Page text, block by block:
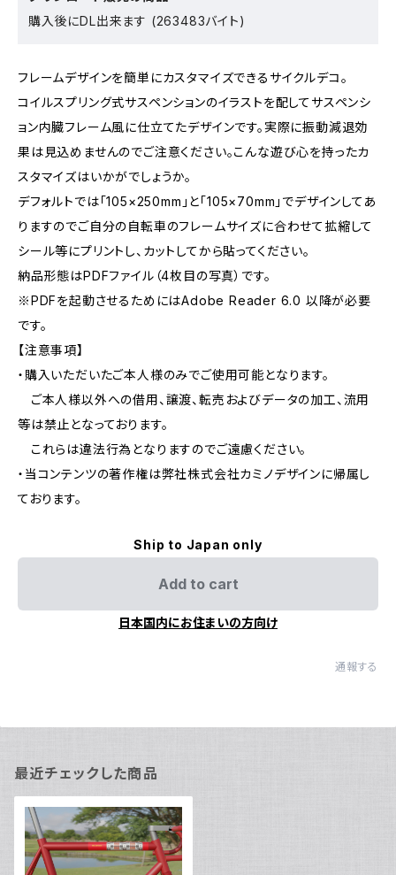
購入後にDL出来ます (263483バイト)
フレームデザインを簡単にカスタマイズできるサイクルデコ。
コイルスプリング式サスペンションのイラストを配してサスペンシ
ョン内臓フレーム風に仕立てたデザインです。実際に振動減退効
果は見込めませんのでご注意ください。こんな遊び心を持ったカ
スタマイズはいかがでしょうか。
デフォルトでは「105×250mm」と「105×70mm」でデザインしてあ
りますのでご自分の自転車のフレームサイズに合わせて拡縮して
シール等にプリントし、カットしてから貼ってください。
納品形態はPDFファイル（4枚目の写真）です。
※PDFを起動させるためにはAdobe Reader 6.0 以降が必要
です。
【注意事項】
・購入いただいたご本人様のみでご使用可能となります。
ご本人様以外への借用、譲渡、転売およびデータの加工、流用
等は禁止となっております。
これらは違法行為となりますのでご遠慮ください。
・当コンテンツの著作権は弊社株式会社カミノデザインに帰属し
ております。
Ship to Japan only
Add to cart
日本国内にお住まいの方向け
通報する
最近チェックした商品